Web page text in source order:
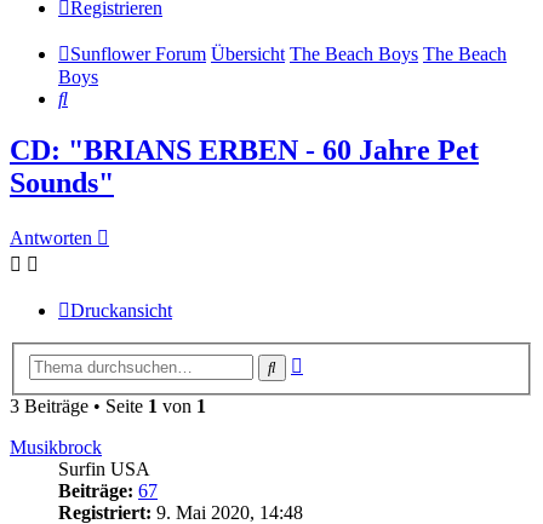
Registrieren
Sunflower Forum Übersicht The Beach Boys The Beach
Boys
Suche
CD: "BRIANS ERBEN - 60 Jahre Pet
Sounds"
Antworten
Druckansicht
Suche
3 Beiträge • Seite 1 von 1
Musikbrock
Surfin USA
Beiträge: 67
Registriert: 9. Mai 2020, 14:48